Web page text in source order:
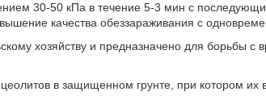
30-50 кПа в течение 5-3 мин с
качества обеззараживания с
хозяйству и предназначено для борьбы
в защищенном грунте, при котором их